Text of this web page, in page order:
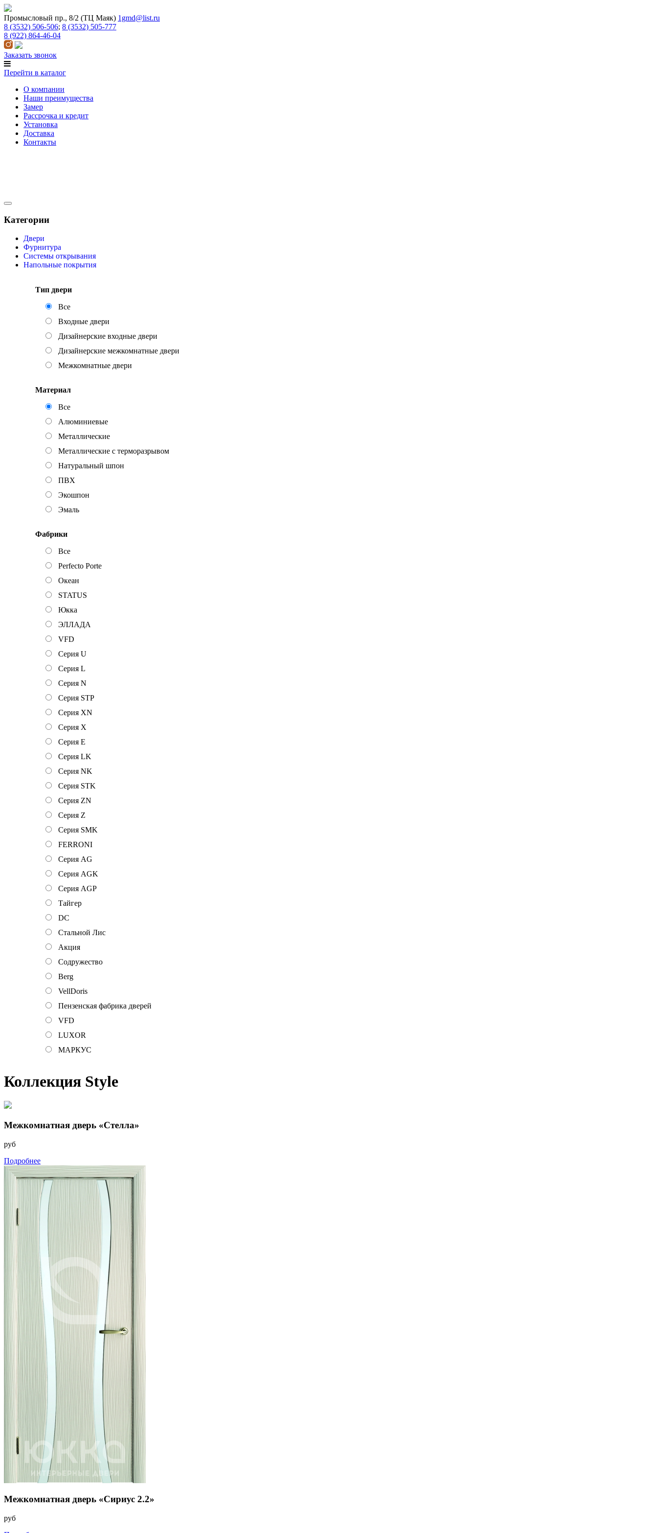
Промысловый пр., 8/2 (ТЦ Маяк) 1gmd@list.ru
8 (3532) 506-506; 8 (3532) 505-777
8 (922) 864-46-04
Заказать звонок
Перейти в каталог
О компании
Наши преимущества
Замер
Рассрочка и кредит
Установка
Доставка
Контакты
Категории
Двери
Фурнитура
Системы открывания
Напольные покрытия
Тип двери
Все
Входные двери
Дизайнерские входные двери
Дизайнерские межкомнатные двери
Межкомнатные двери
Материал
Все
Алюминиевые
Металлические
Металлические с терморазрывом
Натуральный шпон
ПВХ
Экошпон
Эмаль
Фабрики
Все
Perfecto Porte
Океан
STATUS
Юкка
ЭЛЛАДА
VFD
Серия U
Серия L
Серия N
Серия STP
Серия XN
Серия Х
Серия Е
Серия LK
Серия NK
Серия STK
Серия ZN
Серия Z
Серия SMK
FERRONI
Серия AG
Серия AGK
Серия AGP
Тайгер
DC
Стальной Лис
Акция
Содружество
Berg
VellDoris
Пензенская фабрика дверей
VFD
LUXOR
МАРКУС
Коллекция Style
Межкомнатная дверь «Стелла»
руб
Подробнее
Межкомнатная дверь «Сириус 2.2»
руб